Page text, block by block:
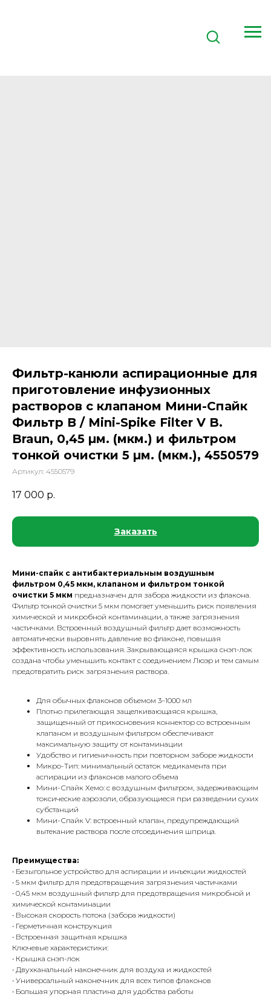
Фильтр-канюли аспирационные для
приготовление инфузионных
растворов c клапаном Мини-Спайк
Фильтр В / Mini-Spike Filter V B.
Braun, 0,45 µм. (мкм.) и фильтром
тонкой очистки 5 µм. (мкм.), 4550579
Артикул: 4550579
17 000 р.
Заказать
Мини-спайк с антибактериальным воздушным
фильтром 0,45 мкм, клапаном и фильтром тонкой
очистки 5 мкм предназначен для забора жидкости из флакона.
Фильтр тонкой очистки 5 мкм помогает уменьшить риск появления
химической и микробной контаминации, а также загрязнения
частичками. Встроенный воздушный фильтр дает возможность
автоматически выровнять давление во флаконе, повышая
эффективность использования. Закрывающаяся крышка снэп-лок
создана чтобы уменьшить контакт с соединением Люэр и тем самым
предотвратить риск загрязнения раствора.
Для обычных флаконов объемом 3–1000 мл
Плотно прилегающая защелкивающаяся крышка,
защищенный от прикосновения коннектор со встроенным
клапаном и воздушным фильтром обеспечивают
максимальную защиту от контаминации
Удобство и гигиеничность при повторном заборе жидкости
Микро-Тип: минимальный остаток медикамента при
аспирации из флаконов малого объема
Мини-Спайк Хемо: с воздушным фильтром, задерживающим
токсические аэрозоли, образующиеся при разведении сухих
субстанций
Мини-Спайк V: встроенный клапан, предупреждающий
вытекание раствора после отсоединения шприца.
Преимущества:
• Безыгольное устройство для аспирации и инъекции жидкостей
• 5 мкм фильтр для предотвращения загрязнения частичками
• 0,45 мкм воздушный фильтр для предотвращения микробной и
химической контаминации
• Высокая скорость потока (забора жидкости)
• Герметичная конструкция
• Встроенная защитная крышка
Ключевые характеристики:
• Крышка снэп-лок
• Двухканальный наконечник для воздуха и жидкостей
• Универсальный наконечник для всех типов флаконов
• Большая упорная пластина для удобства работы